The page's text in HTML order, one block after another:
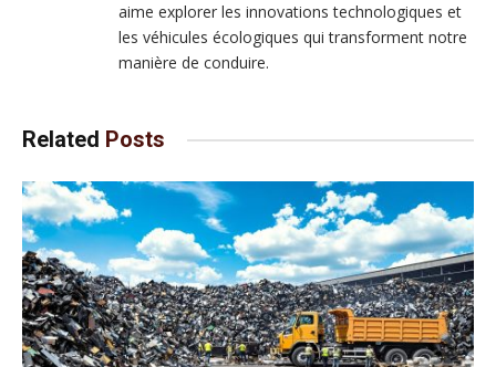
aime explorer les innovations technologiques et
les véhicules écologiques qui transforment notre
manière de conduire.
Related Posts